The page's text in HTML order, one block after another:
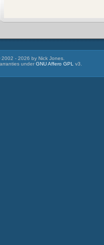
- 2026 by Nick Jones.
underGNU Affero GPL
v3.